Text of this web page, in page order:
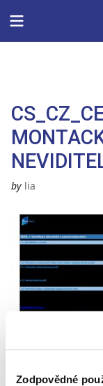
Zodpovědné
Menu
by lia